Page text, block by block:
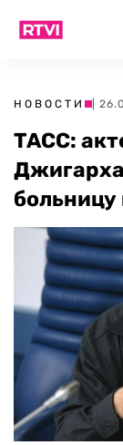
НОВОСТИ |
ТАСС:
больницу